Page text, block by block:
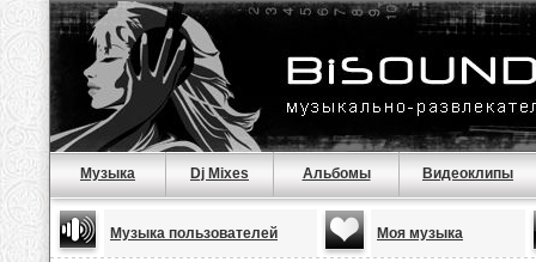
Музыка Dj Mixes Альбомы Видеоклипы
Музыка пользователей Моя музыка